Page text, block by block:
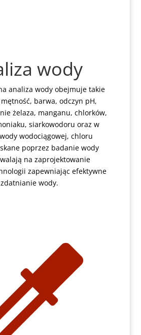
wody
analiza wody obejmuje takie
barwa, odczyn pH,
żelaza, manganu, chlorków,
siarkowodoru oraz w
wodociągowej, chloru
poprzez badanie wody
na zaprojektowanie
zapewniając efektywne
wody.